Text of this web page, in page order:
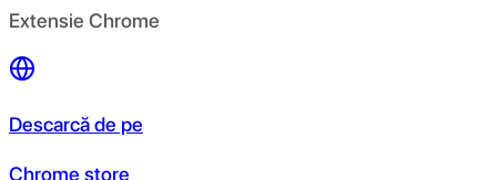
Extensie Chrome
Descarcă de pe
Chrome store